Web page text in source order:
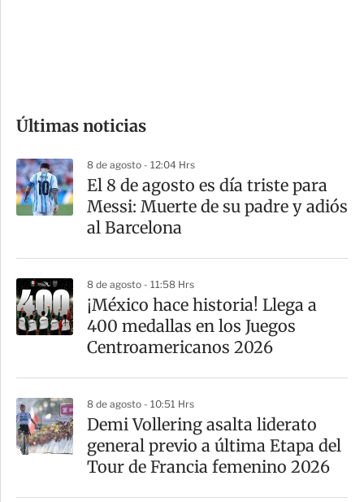
m
a
r
t
Últimas noticias
8 de agosto - 12:04 Hrs
El 8 de agosto es día triste para
Messi: Muerte de su padre y adiós
al Barcelona
8 de agosto - 11:58 Hrs
¡México hace historia! Llega a
400 medallas en los Juegos
Centroamericanos 2026
8 de agosto - 10:51 Hrs
Demi Vollering asalta liderato
general previo a última Etapa del
Tour de Francia femenino 2026